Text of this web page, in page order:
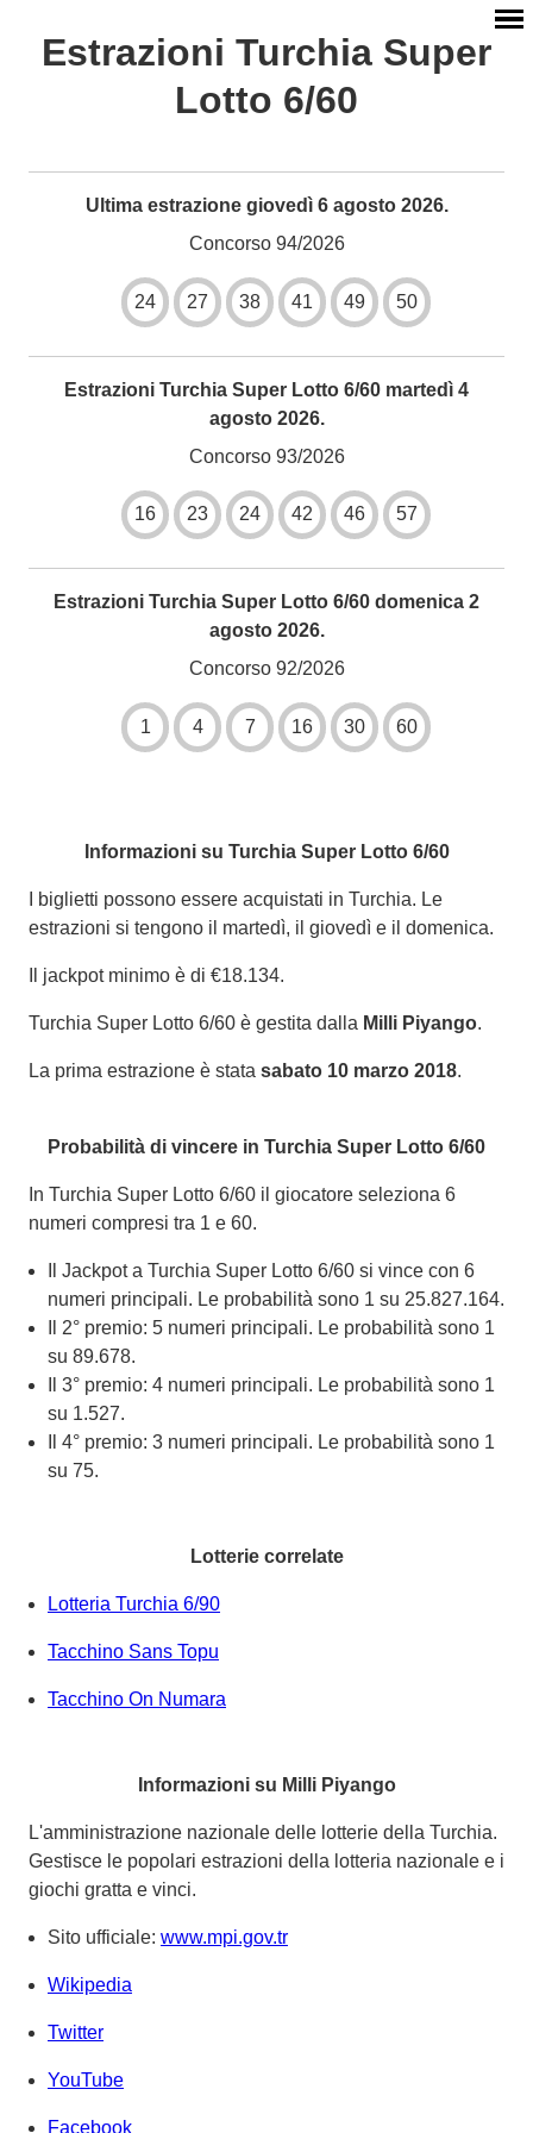
Estrazioni Turchia Super
Lotto 6/60
Ultima estrazione giovedì 6 agosto 2026.
Concorso 94/2026
24 27 38 41 49 50
Estrazioni Turchia Super Lotto 6/60 martedì 4
agosto 2026.
Concorso 93/2026
16 23 24 42 46 57
Estrazioni Turchia Super Lotto 6/60 domenica 2
agosto 2026.
Concorso 92/2026
1 4 7 16 30 60
Informazioni su Turchia Super Lotto 6/60
I biglietti possono essere acquistati in Turchia. Le
estrazioni si tengono il martedì, il giovedì e il domenica.
Il jackpot minimo è di €18.134.
Turchia Super Lotto 6/60 è gestita dalla Milli Piyango.
La prima estrazione è stata sabato 10 marzo 2018.
Probabilità di vincere in Turchia Super Lotto 6/60
In Turchia Super Lotto 6/60 il giocatore seleziona 6
numeri compresi tra 1 e 60.
Il Jackpot a Turchia Super Lotto 6/60 si vince con 6
numeri principali. Le probabilità sono 1 su 25.827.164.
Il 2° premio: 5 numeri principali. Le probabilità sono 1
su 89.678.
Il 3° premio: 4 numeri principali. Le probabilità sono 1
su 1.527.
Il 4° premio: 3 numeri principali. Le probabilità sono 1
su 75.
Lotterie correlate
Lotteria Turchia 6/90
Tacchino Sans Topu
Tacchino On Numara
Informazioni su Milli Piyango
L'amministrazione nazionale delle lotterie della Turchia.
Gestisce le popolari estrazioni della lotteria nazionale e i
giochi gratta e vinci.
Sito ufficiale: www.mpi.gov.tr
Wikipedia
Twitter
YouTube
Facebook